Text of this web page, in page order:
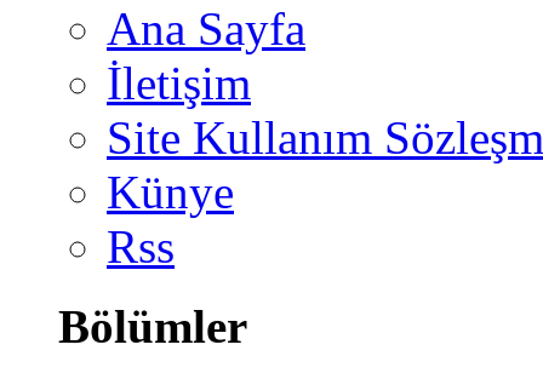
Ana Sayfa
İletişim
Site Kullanım
Künye
Rss
Bölümler